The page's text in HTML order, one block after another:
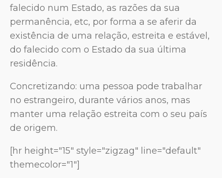
falecido num Estado, as razões da sua
permanência, etc, por forma a se aferir da
existência de uma relação, estreita e estável,
do falecido com o Estado da sua última
residência.
Concretizando: uma pessoa pode trabalhar
no estrangeiro, durante vários anos, mas
manter uma relação estreita com o seu país
de origem.
[hr height="15" style="zigzag" line="default"
themecolor="1"]